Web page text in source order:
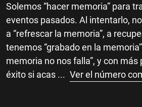
Solemos “hacer memoria” para
eventos pasados. Al intentarlo,
a “refrescar la memoria”, a
tenemos “grabado en la
memoria no nos falla”, y con más
éxito si acas ... Ver el número